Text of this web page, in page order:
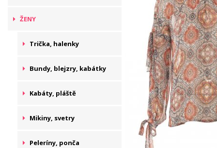
ŽENY
Trička, halenky
Bundy, blejzry, kabátky
Kabáty, pláště
Mikiny, svetry
Peleríny, ponča